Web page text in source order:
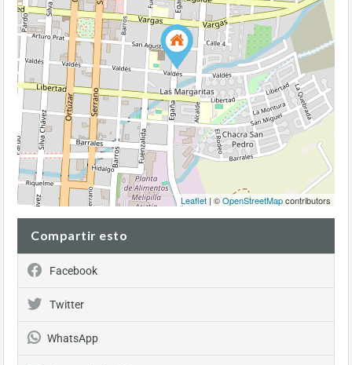
Leaflet | ©OpenStreetMapcontributors
Compartir esto
Facebook
Twitter
WhatsApp